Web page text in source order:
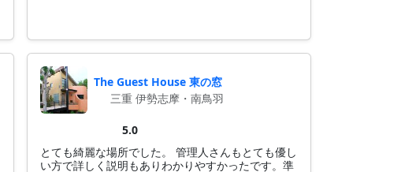
The Guest House 東の窓
三重 伊勢志摩・南鳥羽
5.0
とても綺麗な場所でした。 管理人さんもとても優し
い方で詳しく説明もありわかりやすかったです。準